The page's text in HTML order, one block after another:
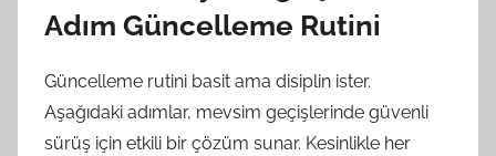
Adım Güncelleme Rutini
Güncelleme rutini basit ama disiplin ister.
Aşağıdaki adımlar, mevsim geçişlerinde güvenli
sürüş için etkili bir çözüm sunar. Kesinlikle her